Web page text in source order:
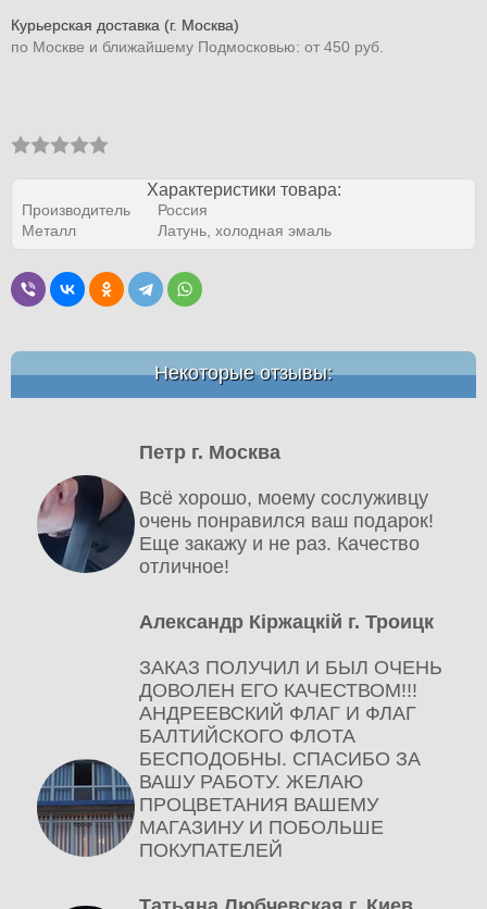
Курьерская доставка (г. Москва)
по Москве и ближайшему Подмосковью: от 450 руб.
Характеристики товара:
Производитель
Россия
Металл
Латунь, холодная эмаль
Некоторые отзывы:
Петр г. Москва
Всё хорошо, моему сослуживцу
очень понравился ваш подарок!
Еще закажу и не раз. Качество
отличное!
Александр Кіржацкій г. Троицк
ЗАКАЗ ПОЛУЧИЛ И БЫЛ ОЧЕНЬ
ДОВОЛЕН ЕГО КАЧЕСТВОМ!!!
АНДРЕЕВСКИЙ ФЛАГ И ФЛАГ
БАЛТИЙСКОГО ФЛОТА
БЕСПОДОБНЫ. СПАСИБО ЗА
ВАШУ РАБОТУ. ЖЕЛАЮ
ПРОЦВЕТАНИЯ ВАШЕМУ
МАГАЗИНУ И ПОБОЛЬШЕ
ПОКУПАТЕЛЕЙ